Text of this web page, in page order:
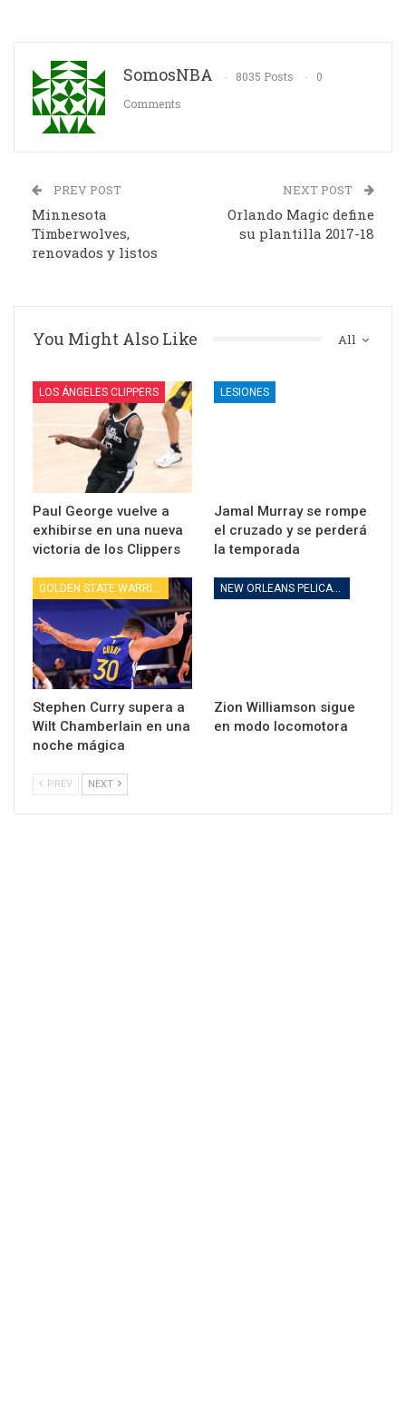
SomosNBA 8035 Posts
0
Comments
PREV POST
Minnesota
Timberwolves,
renovados y listos
NEXT POST
Orlando Magic define
su plantilla 2017-18
All
You Might Also Like
LOS ÁNGELES CLIPPERS
Paul George vuelve a
exhibirse en una nueva
victoria de los Clippers
LESIONES
Jamal Murray se rompe
el cruzado y se perderá
la temporada
GOLDEN STATE WARRIORS
Stephen Curry supera a
Wilt Chamberlain en una
noche mágica
NEW ORLEANS PELICANS
Zion Williamson sigue
en modo locomotora
PREV NEXT